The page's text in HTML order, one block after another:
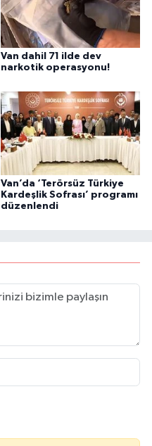
Van dahil 71 ilde dev
narkotik operasyonu!
Van’da ‘Terörsüz Türkiye
Kardeşlik Sofrası’ programı
düzenlendi